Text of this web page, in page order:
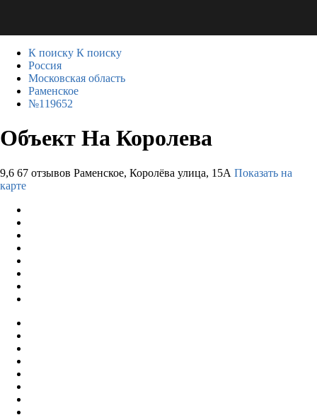
К поиску К поиску
Россия
Московская область
Раменское
№119652
Объект На Королева
9,6 67 отзывов Раменское, Королёва улица, 15А Показать на
карте